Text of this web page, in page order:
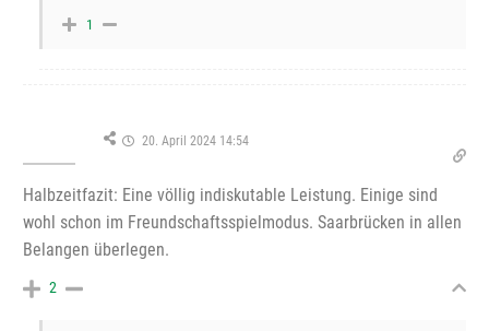
1
20. April 2024 14:54
Halbzeitfazit: Eine völlig indiskutable Leistung. Einige sind
wohl schon im Freundschaftsspielmodus. Saarbrücken in allen
Belangen überlegen.
2